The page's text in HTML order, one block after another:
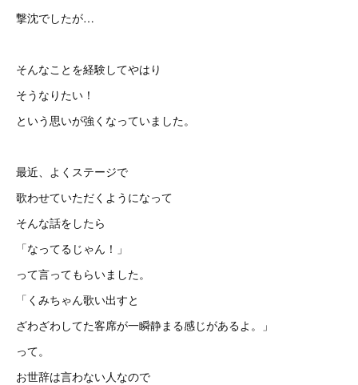
撃沈でしたが…
そんなことを経験してやはり
そうなりたい！
という思いが強くなっていました。
最近、よくステージで
歌わせていただくようになって
そんな話をしたら
「なってるじゃん！」
って言ってもらいました。
「くみちゃん歌い出すと
ざわざわしてた客席が一瞬静まる感じがあるよ。」
って。
お世辞は言わない人なので